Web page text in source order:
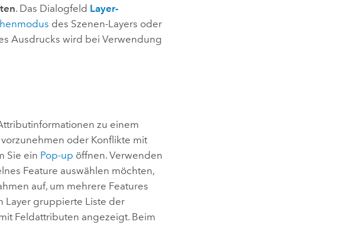
. Das Dialogfeld Layer-
des Szenen-Layers oder
Ausdrucks wird bei Verwendung
zu einem
oder Konflikte mit
Sie ein Pop-up öffnen. Verwenden
Feature auswählen möchten,
auf, um mehrere Features
Layer gruppierte Liste der
Feldattributen angezeigt. Beim